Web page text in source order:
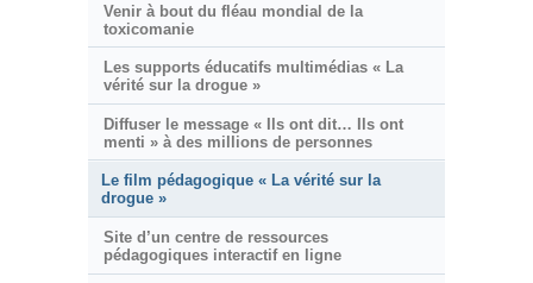
Venir à bout du fléau mondial de la
toxicomanie
Les supports éducatifs multimédias « La
vérité sur la drogue »
Diffuser le message « Ils ont dit… Ils ont
menti » à des millions de personnes
Le film pédagogique « La vérité sur la
drogue »
Site d’un centre de ressources
pédagogiques interactif en ligne